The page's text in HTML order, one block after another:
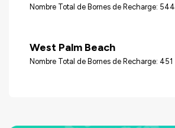
Nombre Total de Bornes de Recharge: 544
West Palm Beach
Nombre Total de Bornes de Recharge: 451